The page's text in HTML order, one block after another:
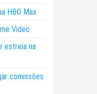
HBO Max
Video
estreia na
comissões